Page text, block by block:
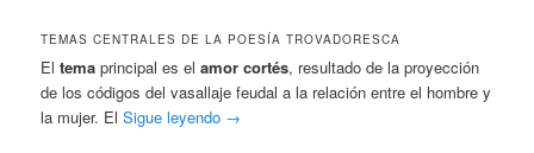
TEMAS CENTRALES DE LA POESÍA TROVADORESCA
Eltema principal es elamor cortés, resultado de la proyección
de los códigos del vasallaje feudal a la relación entre el hombre y
la mujer. ElSigue leyendo →